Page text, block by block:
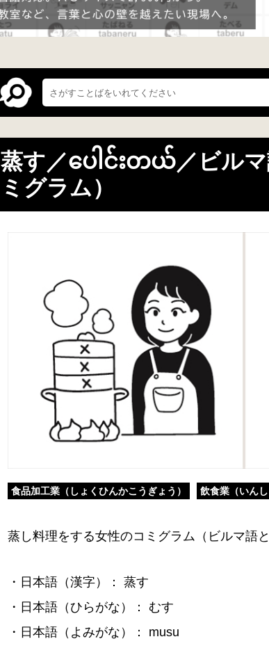
蒸す／ပေါင်းတယ်／ビル
ミグラム）
食品加工業（しょくひんかこうぎょう） 飲食業（いんし
蒸し料理をする女性のコミグラム（ビルマ語
・日本語（漢字）： 蒸す
・日本語（ひらがな）： むす
・日本語（よみがな）： musu